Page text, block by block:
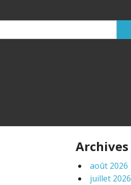
Archives
août 2026
juillet 2026